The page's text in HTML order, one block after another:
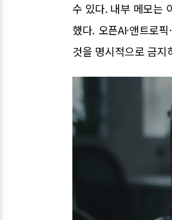
수 있다. 내부 메모는
했다. 오픈AI·앤트로
것을 명시적으로 금지